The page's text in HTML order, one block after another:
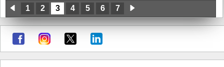
1 2 3 4 5 6 7